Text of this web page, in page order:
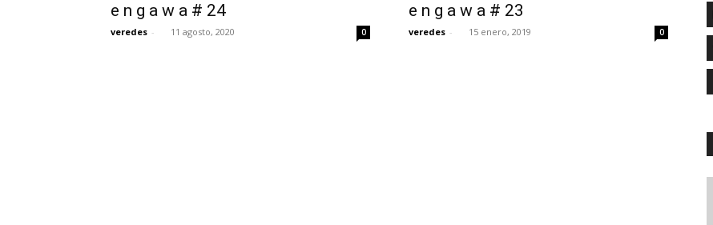
e n g a w a # 24
veredes - 11 agosto, 2020 0
e n g a w a # 23
veredes - 15 enero, 2019 0